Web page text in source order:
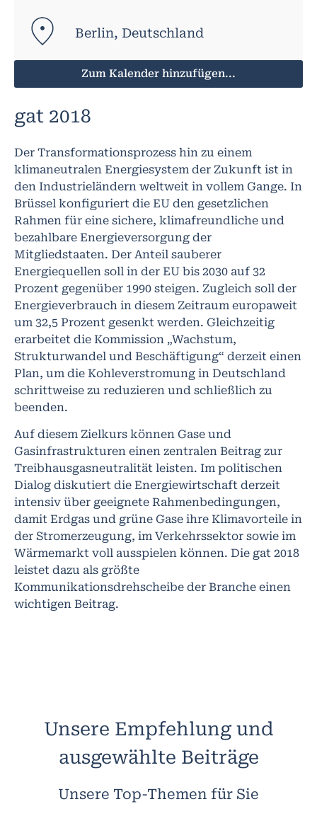
Berlin, Deutschland
Zum Kalender hinzufügen...
gat 2018
Der Transformationsprozess hin zu einem
klimaneutralen Energiesystem der Zukunft ist in
den Industrieländern weltweit in vollem Gange. In
Brüssel konfiguriert die EU den gesetzlichen
Rahmen für eine sichere, klimafreundliche und
bezahlbare Energieversorgung der
Mitgliedstaaten. Der Anteil sauberer
Energiequellen soll in der EU bis 2030 auf 32
Prozent gegenüber 1990 steigen. Zugleich soll der
Energieverbrauch in diesem Zeitraum europaweit
um 32,5 Prozent gesenkt werden. Gleichzeitig
erarbeitet die Kommission „Wachstum,
Strukturwandel und Beschäftigung“ derzeit einen
Plan, um die Kohleverstromung in Deutschland
schrittweise zu reduzieren und schließlich zu
beenden.
Auf diesem Zielkurs können Gase und
Gasinfrastrukturen einen zentralen Beitrag zur
Treibhausgasneutralität leisten. Im politischen
Dialog diskutiert die Energiewirtschaft derzeit
intensiv über geeignete Rahmenbedingungen,
damit Erdgas und grüne Gase ihre Klimavorteile in
der Stromerzeugung, im Verkehrssektor sowie im
Wärmemarkt voll ausspielen können. Die gat 2018
leistet dazu als größte
Kommunikationsdrehscheibe der Branche einen
wichtigen Beitrag.
Unsere Empfehlung und
ausgewählte Beiträge
Unsere Top-Themen für Sie